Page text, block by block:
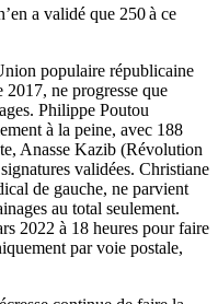
a validé que 250à ce
populaire républicaine
ne progresse que
Philippe Poutou
à la peine, avec 188
Anasse Kazib (Révolution
validées. Christiane
de gauche, ne parvient
au total seulement.
2022 à 18 heures pour faire
par voie postale,